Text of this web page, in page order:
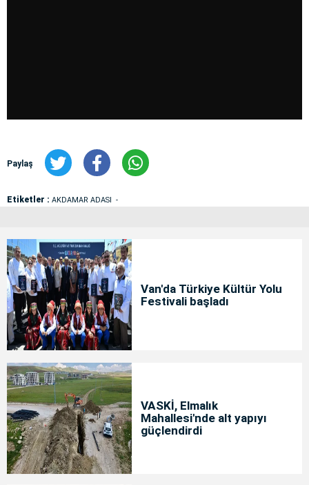
Paylaş
Etiketler : AKDAMAR ADASI
Van'da Türkiye Kültür Yolu
Festivali başladı
VASKİ, Elmalık
Mahallesi'nde alt yapıyı
güçlendirdi